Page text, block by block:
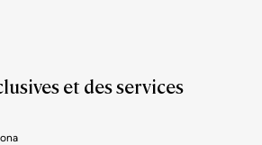
et des services